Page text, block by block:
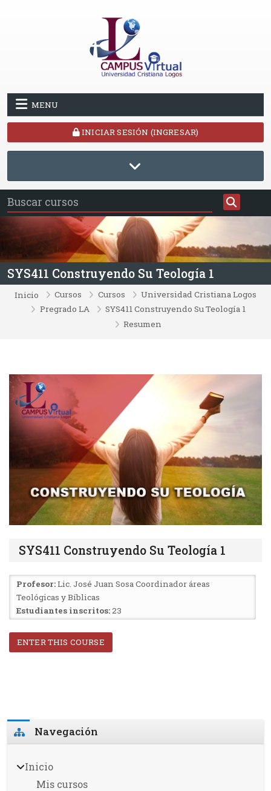
MENU
INICIAR SESIÓN (INGRESAR)
SYS411 Construyendo Su Teología 1
Inicio Cursos Cursos
Universidad Cristiana Logos
Pregrado LA
SYS411 Construyendo Su Teología 1
Resumen
SYS411 Construyendo Su Teología 1
Profesor:Lic. José Juan Sosa Coordinador áreas
Teológicas y Bíblicas
Estudiantes inscritos:23
ENTER THIS COURSE
Bloques
Omitir Navegación
Navegación
Inicio
Mis cursos